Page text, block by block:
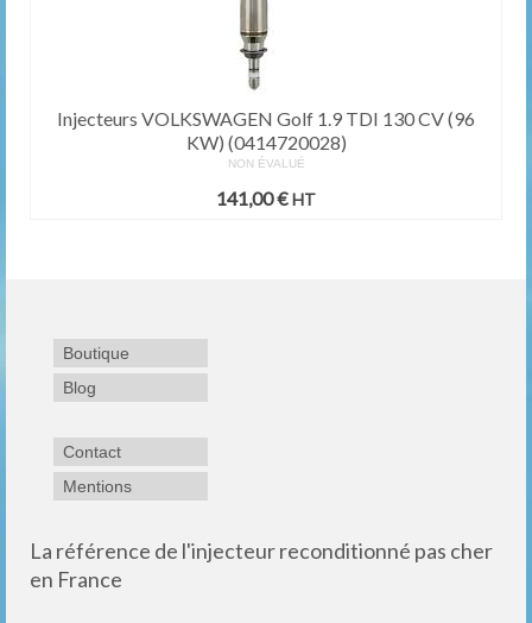
Injecteurs VOLKSWAGEN Golf 1.9 TDI 130 CV (96
KW) (0414720028)
NON ÉVALUÉ
141,00€ HT
Boutique
Blog
Contact
Mentions
La référence de l'injecteur reconditionné pas cher
en France